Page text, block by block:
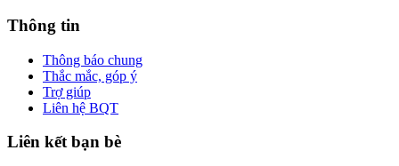
Thông tin
Thông báo chung
Thắc mắc, góp ý
Trợ giúp
Liên hệ BQT
Liên kết bạn bè